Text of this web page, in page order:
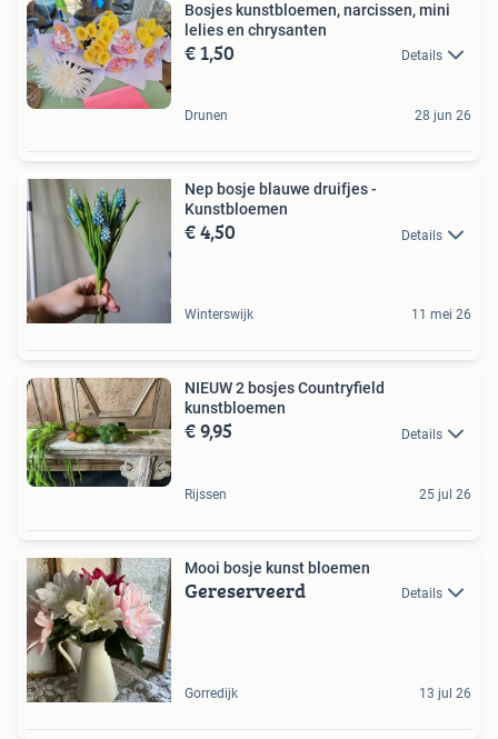
Bosjes kunstbloemen, narcissen, mini
lelies en chrysanten
€ 1,50 Details
Drunen 28 jun 26
Nep bosje blauwe druifjes -
Kunstbloemen
€ 4,50 Details
Winterswijk 11 mei 26
NIEUW 2 bosjes Countryfield
kunstbloemen
€ 9,95 Details
Rijssen 25 jul 26
Mooi bosje kunst bloemen
Gereserveerd Details
Gorredijk 13 jul 26